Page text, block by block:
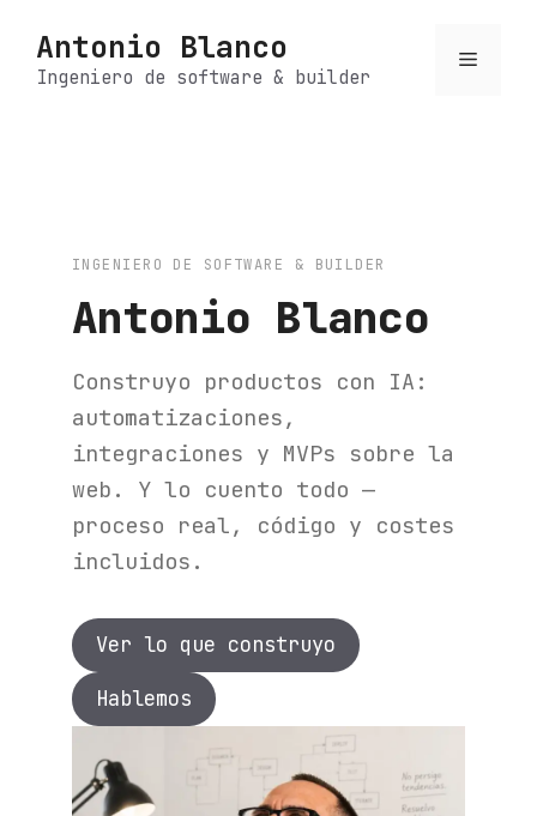
contenido
Antonio Blanco
Ingeniero de software & builder
Menú
INGENIERO DE SOFTWARE & BUILDER
Antonio Blanco
Construyo productos con IA:
automatizaciones,
integraciones y MVPs sobre la
web. Y lo cuento todo —
proceso real, código y costes
incluidos.
Ver lo que construyo
Hablemos